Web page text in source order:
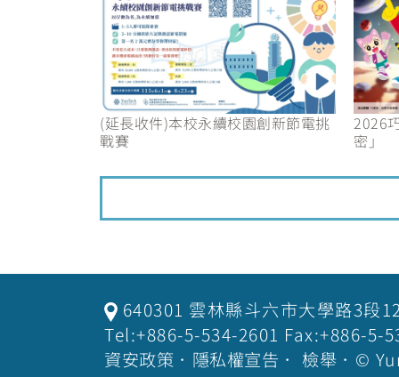
(延長收件)本校永續校園創新節電挑
戰賽
2026
密」
640301 雲林縣斗六市大學路3段
Tel:+886-5-534-2601 Fax:+886-5-
資安政策 ． 隱私權宣告 ． 檢舉 ．©